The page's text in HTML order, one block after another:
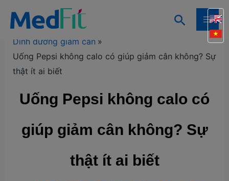
dung
Tìm
kiếm
Trang chủ Kiến thức
Kiến thức giảm cân
Dinh dưỡng giảm cân
Uống Pepsi không calo có giúp giảm cân không? Sự
thật ít ai biết
Uống Pepsi không calo có
giúp giảm cân không? Sự
thật ít ai biết